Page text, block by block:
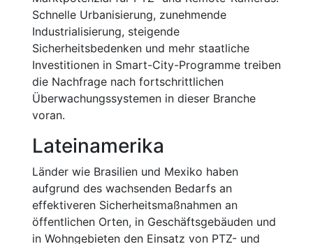
Schnelle Urbanisierung, zunehmende
Industrialisierung, steigende
Sicherheitsbedenken und mehr staatliche
Investitionen in Smart-City-Programme treiben
die Nachfrage nach fortschrittlichen
Überwachungssystemen in dieser Branche
voran.
Lateinamerika
Länder wie Brasilien und Mexiko haben
aufgrund des wachsenden Bedarfs an
effektiveren Sicherheitsmaßnahmen an
öffentlichen Orten, in Geschäftsgebäuden und
in Wohngebieten den Einsatz von PTZ- und